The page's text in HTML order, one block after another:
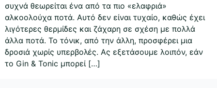
συχνά θεωρείται ένα από τα πιο «ελαφριά»
αλκοολούχα ποτά. Αυτό δεν είναι τυχαίο, καθώς έχει
λιγότερες θερμίδες και ζάχαρη σε σχέση με πολλά
άλλα ποτά. Το τόνικ, από την άλλη, προσφέρει μια
δροσιά χωρίς υπερβολές. Ας εξετάσουμε λοιπόν, εάν
το Gin & Tonic μπορεί […]